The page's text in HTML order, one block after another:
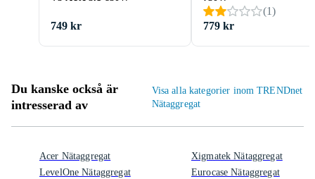
749 kr
(1)
779 kr
Du kanske också är
intresserad av
Visa alla kategorier inom TRENDnet
Nätaggregat
Acer Nätaggregat
LevelOne Nätaggregat
Xigmatek Nätaggregat
Eurocase Nätaggregat